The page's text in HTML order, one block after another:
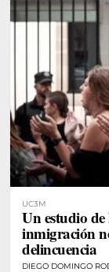
UC3M
Un estudio
inmigración
delincuencia
DIEGO DOMINGO